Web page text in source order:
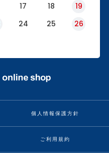
17 18
19
24 25
26
個人情報保護方針
ご利用規約